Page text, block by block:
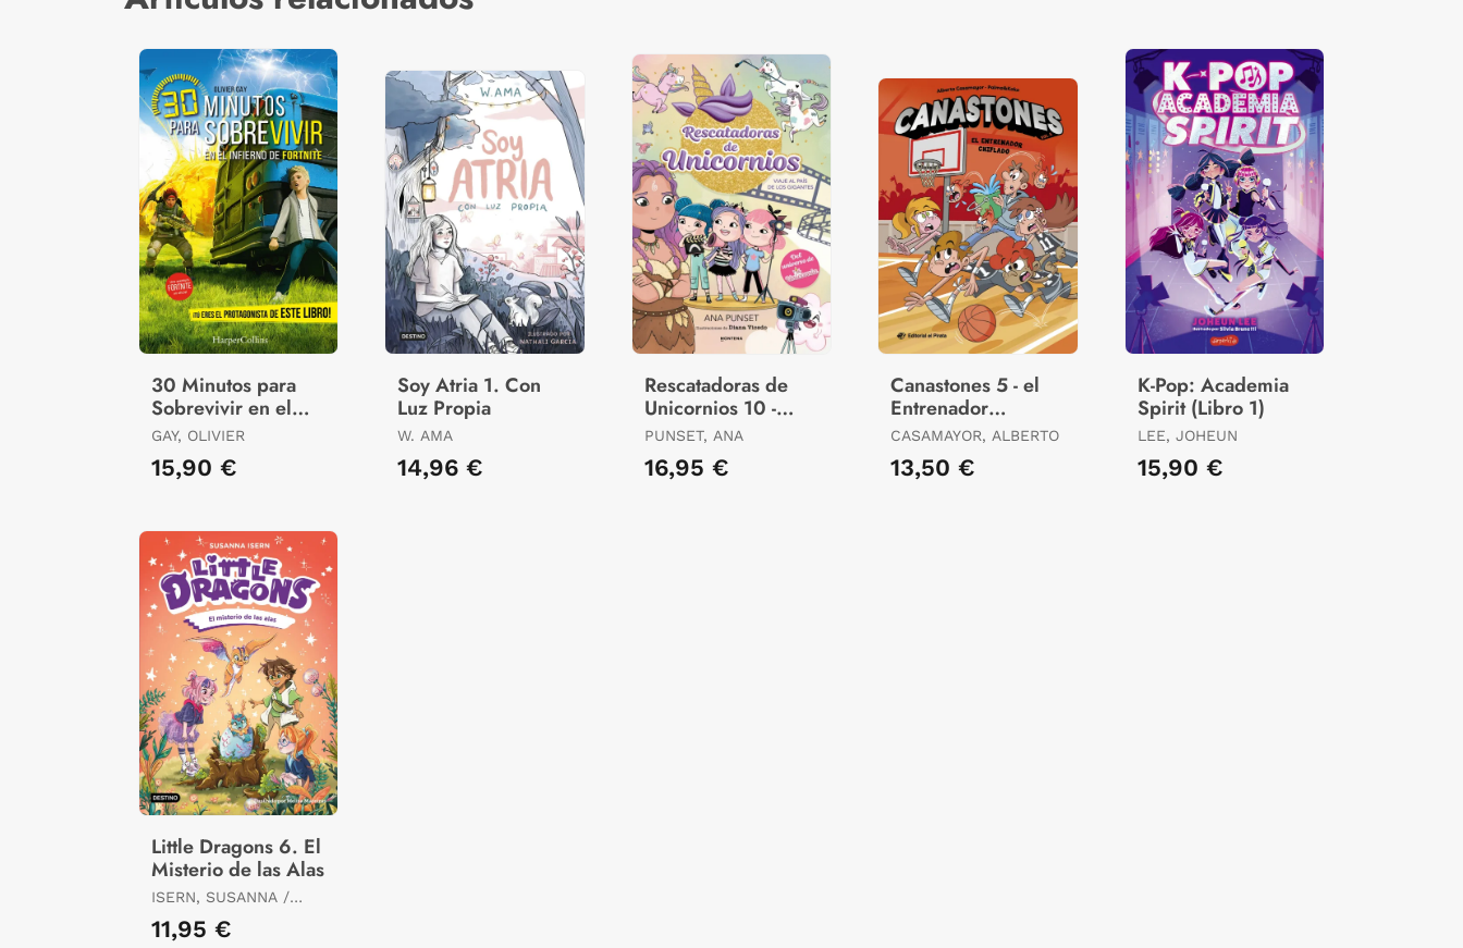
30 Minutos para
Sobrevivir en el
Infierno de Fortnite
GAY, OLIVIER
15,90 €
Soy Atria 1. Con
Luz Propia
W. AMA
14,96 €
Rescatadoras de
Unicornios 10 -
Viaje Al País de los
Gigantes
PUNSET, ANA
16,95 €
Canastones 5 - el
Entrenador
Chiflado
CASAMAYOR, ALBERTO
13,50 €
K-Pop: Academia
Spirit (Libro 1)
LEE, JOHEUN
15,90 €
Little Dragons 6. El
Misterio de las Alas
ISERN, SUSANNA /
MELISA
11,95 €